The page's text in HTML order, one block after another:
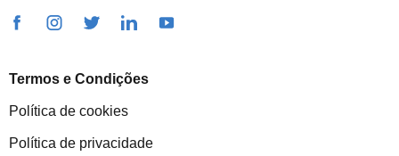
Termos e Condições
Política de cookies
Política de privacidade